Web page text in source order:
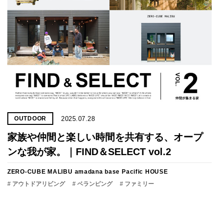
OUTDOOR 2025.07.28
家族や仲間と楽しい時間を共有する、オープ
ンな我が家。｜FIND＆SELECT vol.2
ZERO-CUBE MALIBU amadana base Pacific HOUSE
# アウトドアリビング
# ベランピング # ファミリー